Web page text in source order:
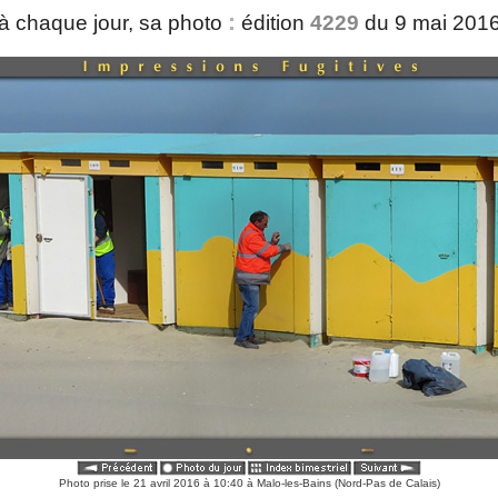
chaque jour, sa photo : édition 4229 du 9 mai
Photo prise le 21 avril 2016 à 10:40 à Malo-les-Bains (Nord-Pas de Calais)